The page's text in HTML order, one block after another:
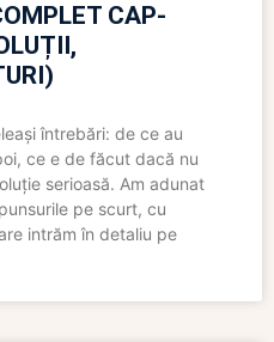
CAP-
întrebări: de ce au
ce e de făcut dacă nu
serioasă. Am adunat
pe scurt, cu
intrăm în detaliu pe